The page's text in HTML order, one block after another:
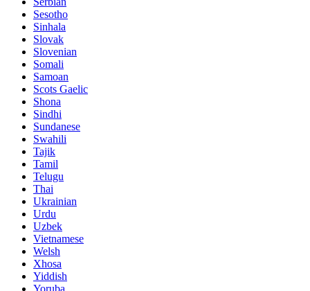
Sesotho
Sinhala
Slovak
Slovenian
Somali
Samoan
Scots Gaelic
Shona
Sindhi
Sundanese
Swahili
Tajik
Tamil
Telugu
Thai
Ukrainian
Urdu
Uzbek
Vietnamese
Welsh
Xhosa
Yiddish
Yoruba